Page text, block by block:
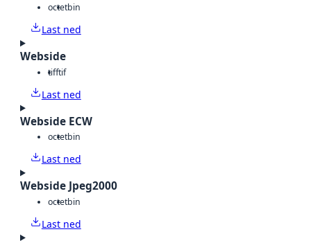
octetbin
Last ned
Webside
tifftif
Last ned
Webside ECW
octetbin
Last ned
Webside Jpeg2000
octetbin
Last ned